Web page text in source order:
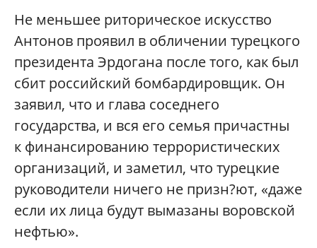
Не меньшее риторическое искусство
Антонов проявил в обличении турецкого
президента Эрдогана после того, как был
сбит российский бомбардировщик. Он
заявил, что и глава соседнего
государства, и вся его семья причастны
к финансированию террористических
организаций, и заметил, что турецкие
руководители ничего не призн?ют, «даже
если их лица будут вымазаны воровской
нефтью».